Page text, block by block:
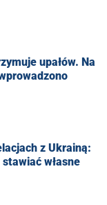
upałów. Na
z Ukrainą:
własne